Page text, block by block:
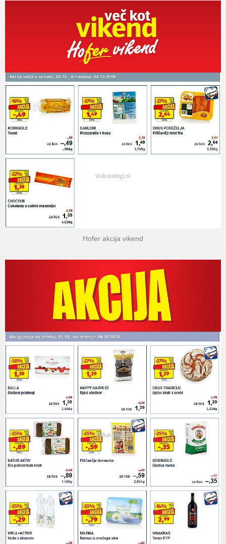
Hofer akcija vikend